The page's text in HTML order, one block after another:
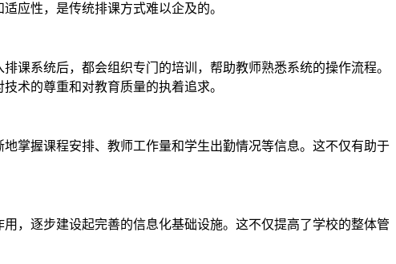
应性，是传统排课方式难以企及的。
课系统后，都会组织专门的培训，帮助教师熟悉系统的操作流程。
术的尊重和对教育质量的执着追求。
地掌握课程安排、教师工作量和学生出勤情况等信息。这不仅有助于
，逐步建设起完善的信息化基础设施。这不仅提高了学校的整体管